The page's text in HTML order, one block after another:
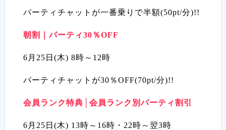
パーティチャットが一番乗りで半額(50pt/分)!!
朝割｜パーティ30％OFF
6月25日(木) 8時～12時
パーティチャットが30％OFF(70pt/分)!!
会員ランク特典│会員ランク別パーティ割引
6月25日(木) 13時～16時・22時～翌3時